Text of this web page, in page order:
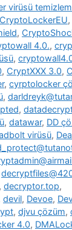
virüsü
CryptoLockerEU,
,
4.0.,
,
, CryptXXX 3.0,
, cyrptolocker
,
,
, datawar, DD
virüsü,
, decryptor.top,
devil, Devoe,
, djvu çözüm,
4.0,